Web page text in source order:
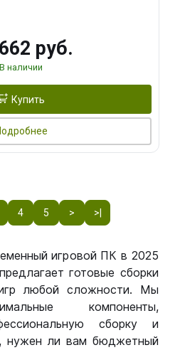
руб.
В наличии
Купить
4 5 > >|
игровой ПК в 2025
готовые сборки
любой сложности. Мы
компоненты,
сборку и
нужен ли вам бюджетный